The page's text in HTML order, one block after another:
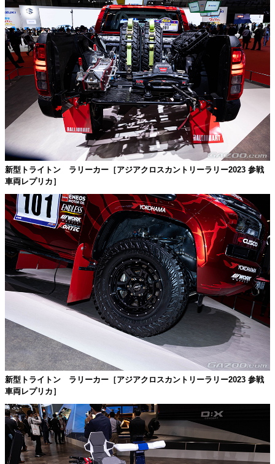
新型トライトン ラリーカー［アジアクロスカントリーラリー2023 参戦
車両レプリカ］
新型トライトン ラリーカー［アジアクロスカントリーラリー2023 参戦
車両レプリカ］